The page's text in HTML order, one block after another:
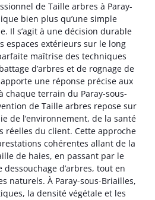
de Taille arbres à Paray-
bien plus qu’une simple
Il s’agit à une décision durable
espaces extérieurs sur le long
maîtrise des techniques
d’arbres et de rognage de
une réponse précise aux
chaque terrain du Paray-sous-
de Taille arbres repose sur
de l’environnement, de la santé
réelles du client. Cette approche
cohérentes allant de la
de haies, en passant par le
d’arbres, tout en
naturels. À Paray-sous-Briailles,
la densité végétale et les